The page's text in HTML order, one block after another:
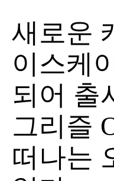
새로운
이스케
되어 출
그리즐
떠나는